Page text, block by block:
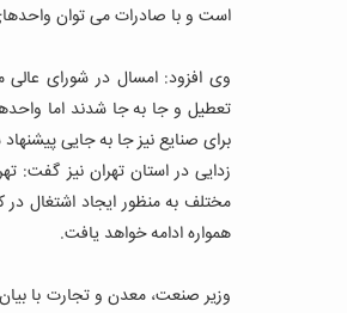
است و با صادرات می توان
وی افزود: امسال در شورای
تعطیل و جا به جا شدند اما
برای صنایع نیز جا به جایی پیشنهاد شده است و می تواند به 7
زدایی در استان تهران نیز
مختلف به منظور ایجاد اشتغال در
همواره ادامه خواهد یافت.
وزیر صنعت، معدن و تجارت با